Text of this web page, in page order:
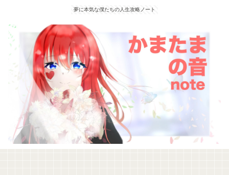
夢に本気な僕たちの人生攻略ノート